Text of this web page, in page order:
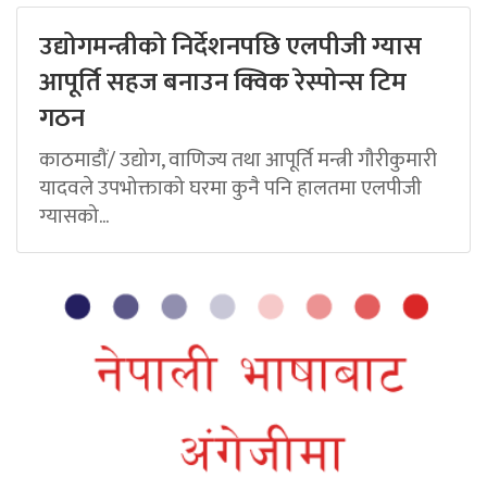
उद्योगमन्त्रीको निर्देशनपछि एलपीजी ग्यास
आपूर्ति सहज बनाउन क्विक रेस्पोन्स टिम
गठन
काठमाडौं/ उद्योग, वाणिज्य तथा आपूर्ति मन्त्री गौरीकुमारी
यादवले उपभोक्ताको घरमा कुनै पनि हालतमा एलपीजी
ग्यासको...